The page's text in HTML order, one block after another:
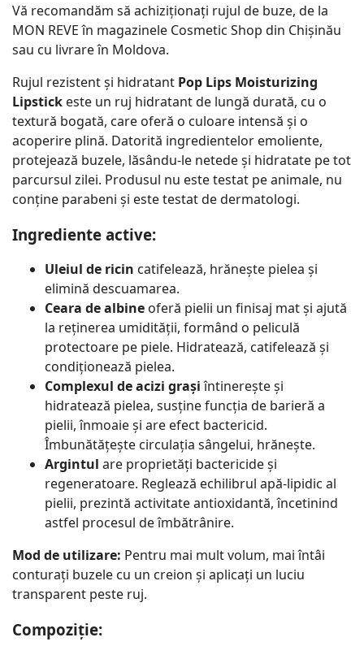
Vă recomandăm să achiziționați rujul de buze, de la
MON REVE în magazinele Cosmetic Shop din Chișinău
sau cu livrare în Moldova.
Rujul rezistent și hidratant Pop Lips Moisturizing
Lipstick este un ruj hidratant de lungă durată, cu o
textură bogată, care oferă o culoare intensă și o
acoperire plină. Datorită ingredientelor emoliente,
protejează buzele, lăsându-le netede și hidratate pe tot
parcursul zilei. Produsul nu este testat pe animale, nu
conține parabeni și este testat de dermatologi.
Ingrediente active:
Uleiul de ricin catifelează, hrănește pielea și
elimină descuamarea.
Ceara de albine oferă pielii un finisaj mat și ajută
la reținerea umidității, formând o peliculă
protectoare pe piele. Hidratează, catifelează și
condiționează pielea.
Complexul de acizi grașiîntinerește și
hidratează pielea, susține funcția de barieră a
pielii, înmoaie și are efect bactericid.
Îmbunătățește circulația sângelui, hrănește.
Argintul are proprietăți bactericide și
regeneratoare. Reglează echilibrul apă-lipidic al
pielii, prezintă activitate antioxidantă, încetinind
astfel procesul de îmbătrânire.
Mod de utilizare: Pentru mai mult volum, mai întâi
conturați buzele cu un creion și aplicați un luciu
transparent peste ruj.
Compoziție: